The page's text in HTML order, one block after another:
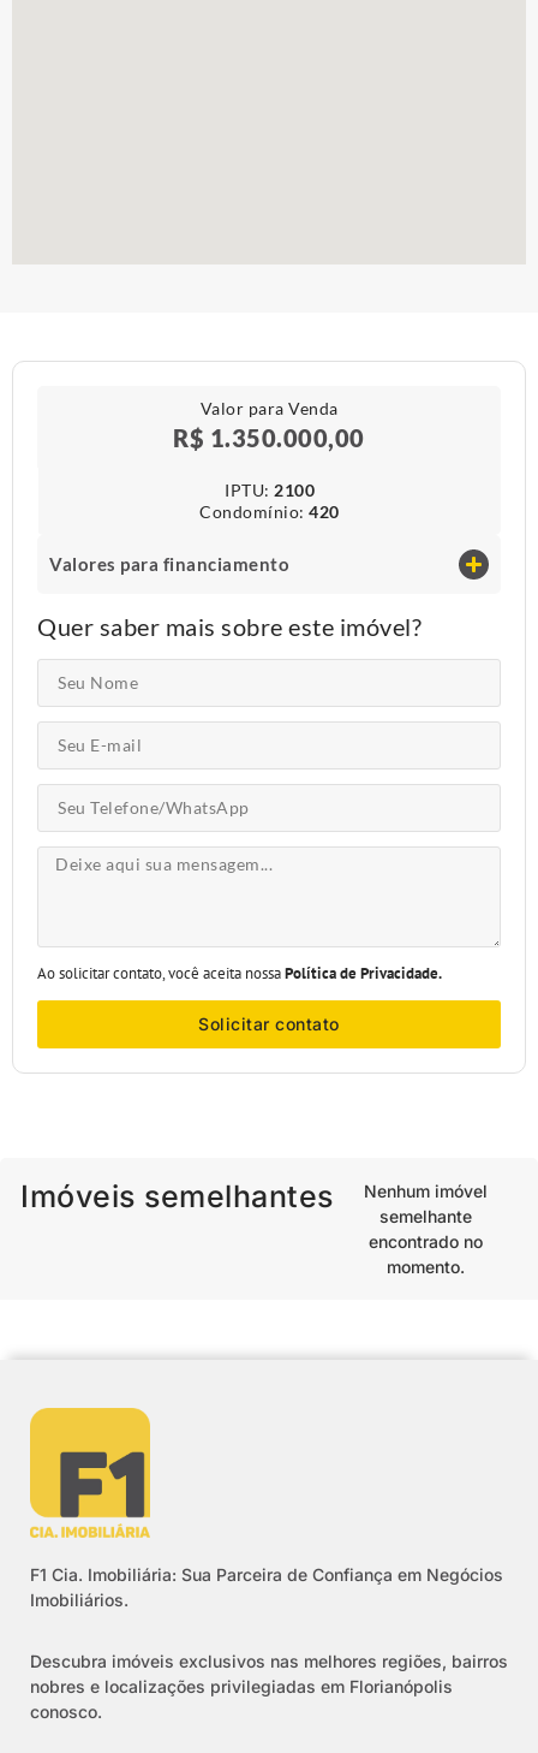
Valor para Venda
R$ 1.350.000,00
IPTU​: 2100
Condomínio​: 420
Valores para financiamento
Quer saber mais sobre este imóvel?
Ao solicitar contato, você aceita nossaPolítica de Privacidade.
Solicitar contato
Imóveis semelhantes
Nenhum imóvel
semelhante
encontrado no
momento.
F1 Cia. Imobiliária: Sua Parceira de Confiança em Negócios
Imobiliários.
Descubra imóveis exclusivos nas melhores regiões, bairros
nobres e localizações privilegiadas em Florianópolis
conosco.